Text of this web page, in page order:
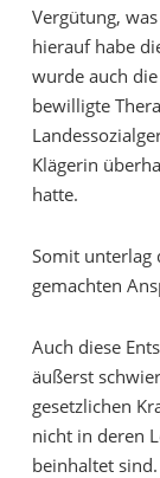
Vergütung,
hierauf habe
wurde auch
bewilligte
Klägerin
hatte.
Somit unterlag
gemachten
Auch diese
äußerst
gesetzlichen
nicht in deren
beinhaltet sind.